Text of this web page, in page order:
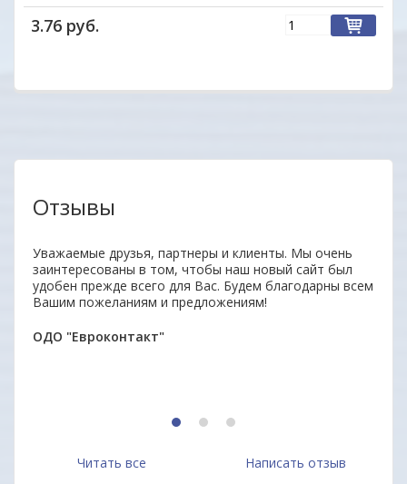
3.76 руб.
Отзывы
Уважаемые друзья, партнеры и клиенты. Мы очень
заинтересованы в том, чтобы наш новый сайт был
удобен прежде всего для Вас. Будем благодарны всем
Вашим пожеланиям и предложениям!
ОДО "Евроконтакт"
1 2 3
Читать все Написать отзыв